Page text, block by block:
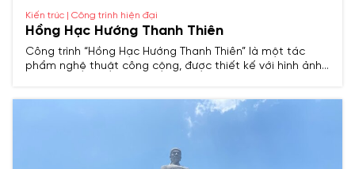
Kiến trúc | Công trình hiện đại
Hồng Hạc Hướng Thanh Thiên
Công trình “Hồng Hạc Hướng Thanh Thiên” là một tác
phẩm nghệ thuật công cộng, được thiết kế với hình ảnh